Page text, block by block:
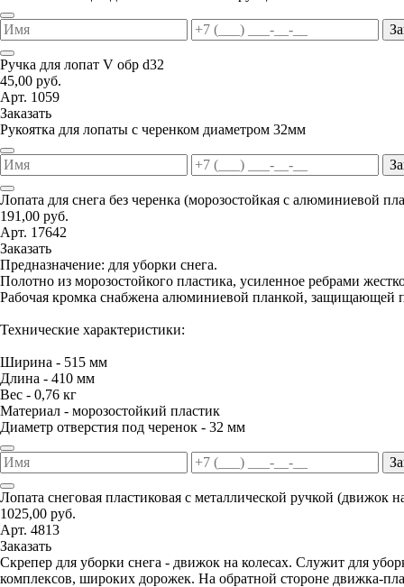
Ручка для лопат V обр d32
45,00 руб.
Арт. 1059
Заказать
Рукоятка для лопаты с черенком диаметром 32мм
Лопата для снега без черенка (морозостойкая с алюминиевой
191,00 руб.
Арт. 17642
Заказать
Предназначение: для уборки снега.
Полотно из морозостойкого пластика, усиленное ребрами
Рабочая кромка снабжена алюминиевой планкой, защищающей
Технические характеристики:
Ширина - 515 мм
Длина - 410 мм
Вес - 0,76 кг
Материал - морозостойкий пластик
Диаметр отверстия под черенок - 32 мм
Лопата снеговая пластиковая с металлической ручкой (движок
1025,00 руб.
Арт. 4813
Заказать
Скрепер для уборки снега - движок на колесах. Служит для
комплексов, широких дорожек. На обратной стороне движка-